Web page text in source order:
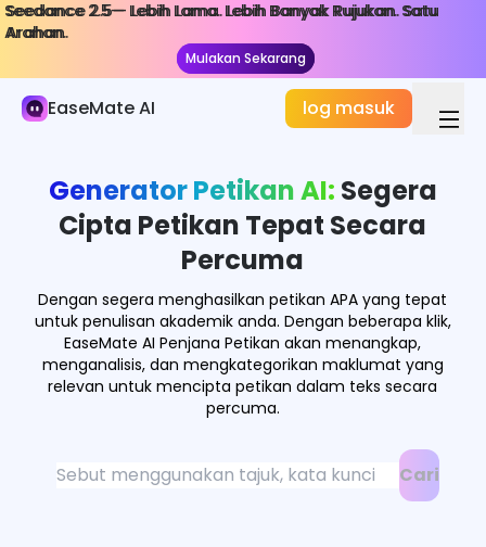
Seedance 2.5— Lebih Lama. Lebih Banyak Rujukan. Satu
Arahan.
Mulakan Sekarang
Seedance 2.5— Lebih Lama. Lebih Banyak Rujukan. Satu
Arahan.
Mulakan Sekarang
EaseMate AI log masuk
Kajian & Penyelidikan AI
Penyelesai Matematik
Penyelesai Fizik
Pembuat Kad Pembelajaran
Generator Kuiz Geografi
AI Pencatat Nota
Generator Petikan AI: Segera
Cipta Petikan Tepat Secara
Percuma
Dengan segera menghasilkan petikan APA yang tepat
untuk penulisan akademik anda. Dengan beberapa klik,
EaseMate AI Penjana Petikan akan menangkap,
menganalisis, dan mengkategorikan maklumat yang
relevan untuk mencipta petikan dalam teks secara
percuma.
Cari